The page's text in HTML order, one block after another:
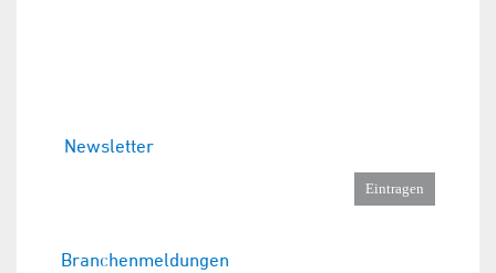
Newsletter
Branchenmeldungen